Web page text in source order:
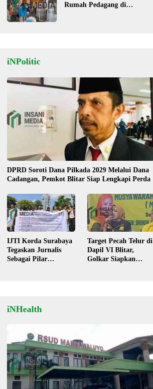
Rumah Pedagang di
iNPolitic
DPRD Soroti Dana Pilkada 2029 Melalui Dana
Cadangan, Pemkot Blitar Siap Lengkapi Perda
IJTI Korda Surabaya
Tegaskan Jurnalis
Sebagai Pilar
Target Pecah Telur di
Dapil VI Blitar,
Golkar Siapkan
iNHealth